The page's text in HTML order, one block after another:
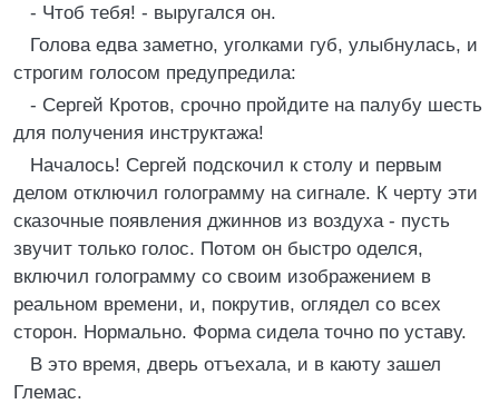
- Чтоб тебя! - выругался он.
Голова едва заметно, уголками губ, улыбнулась, и
строгим голосом предупредила:
- Сергей Кротов, срочно пройдите на палубу шесть
для получения инструктажа!
Началось! Сергей подскочил к столу и первым
делом отключил голограмму на сигнале. К черту эти
сказочные появления джиннов из воздуха - пусть
звучит только голос. Потом он быстро оделся,
включил голограмму со своим изображением в
реальном времени, и, покрутив, оглядел со всех
сторон. Нормально. Форма сидела точно по уставу.
В это время, дверь отъехала, и в каюту зашел
Глемас.